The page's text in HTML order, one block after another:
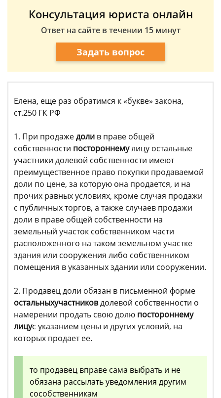
Консультация юриста онлайн
Ответ на сайте в течении 15 минут
Задать вопрос
Елена, еще раз обратимся к «букве» закона,
ст.250 ГК РФ
1. При продажедоли в праве общей
собственности постороннемулицу остальные
участники долевой собственности имеют
преимущественное право покупки продаваемой
доли по цене, за которую она продается, и на
прочих равных условиях, кроме случая продажи
с публичных торгов, а также случаев продажи
доли в праве общей собственности на
земельный участок собственником части
расположенного на таком земельном участке
здания или сооружения либо собственником
помещения в указанных здании или сооружении.
2. Продавец доли обязан в письменной форме
остальныхучастниковдолевой собственности о
намерении продать свою долю постороннему
лицус указанием цены и других условий, на
которых продает ее.
то продавец вправе сама выбрать и не
обязана рассылать уведомления другим
сособственникам